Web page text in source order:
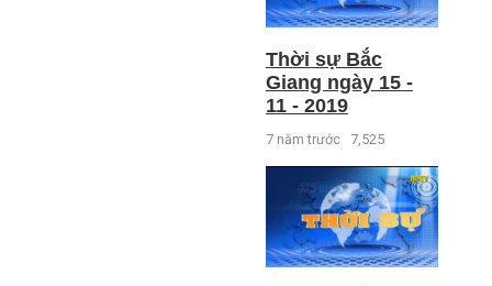
Thời sự Bắc
Giang ngày 15 -
11 - 2019
7 năm trước 7,525